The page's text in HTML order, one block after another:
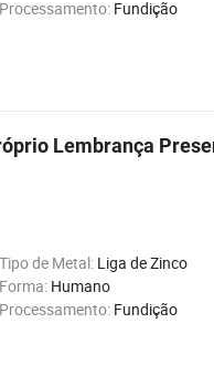
Processamento: Fundição
Lembrança
Tipo de Metal: Liga de Zinco
Forma: Humano
Processamento: Fundição